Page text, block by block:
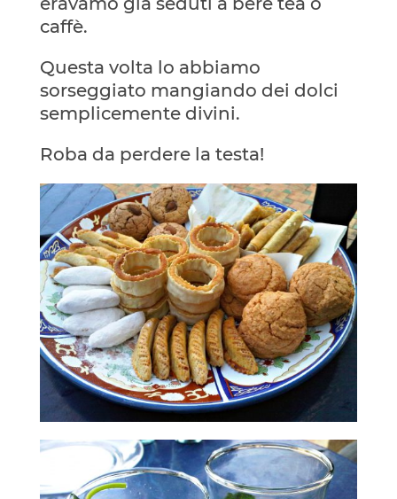
caffè.
Questa volta lo abbiamo
sorseggiato mangiando dei dolci
semplicemente divini.
Roba da perdere la testa!